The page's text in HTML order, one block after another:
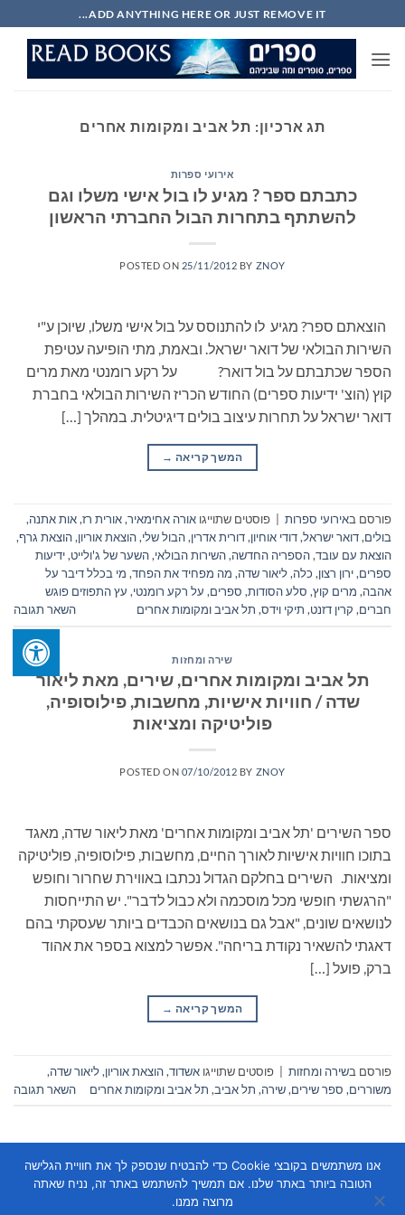
to
content
ADD ANYTHING HERE OR JUST REMOVE IT...
תג ארכיון: תל אביב ומקומות אחרים
אירועי ספרות
כתבתם ספר ? מגיע לו בול אישי משלו וגם
להשתתף בתחרות הבול החברתי הראשון
POSTED ON 25/11/2012 BY ZNOY
הוצאתם ספר? מגיע לו להתנוסס על בול אישי משלו, שיוכן ע"י
השירות הבולאי של דואר ישראל. ובאמת, מתי הופיעה עטיפת
הספר שכתבתם על בול דואר? על רקע רומנטי מאת מרים
קוץ (הוצ' ידיעות ספרים) החודש הכריז השירות הבולאי בחברת
דואר ישראל על תחרות עיצוב בולים דיגיטלית. במהלך […]
המשך קריאה →
פורסם באירועי ספרות פוסטים שתוייגו אורה אחימאיר,אורית רז,אות אתנה,
בולים,דואר ישראל,דודי אוחיון,דורית אדרין,הבול שלי,הוצאת אוריון,הוצאת גרף,
הוצאת עם עובד,הספריה החדשה,השירות הבולאי,השער של ג'ולייט,ידיעות
ספרים,ירון רצון, כלה,ליאור שדה, מה מפחיד את הפחד, מי בכלל דיבר על
אהבה, מרים קוץ, סלע הסודות, ספרים, על רקע רומנטי, עץ התפוזים פוגש
חברים, קרין דזנט, תיקי וידס, תל אביב ומקומות אחרים השאר תגובה
שירה ומחזות
תל אביב ומקומות אחרים, שירים, מאת ליאור
שדה / חוויות אישיות, מחשבות, פילוסופיה,
פוליטיקה ומציאות
POSTED ON 07/10/2012 BY ZNOY
ספר השירים 'תל אביב ומקומות אחרים' מאת ליאור שדה, מאגד
בתוכו חוויות אישיות לאורך החיים, מחשבות, פילוסופיה, פוליטיקה
ומציאות. השירים בחלקם הגדול נכתבו באווירת שחרור וחופש
"הרגשתי חופשי מכל מוסכמה ולא כבול לדבר". יש התייחסות
לנושאים שונים, "אבל גם בנושאים הכבדים ביותר שעסקתי בהם
דאגתי להשאיר נקודת בריחה". אפשר למצוא בספר את אהוד
ברק, פועל […]
המשך קריאה →
פורסם בשירה ומחזות פוסטים שתוייגו אשדוד,הוצאת אוריון,ליאור שדה,
משוררים, ספר שירים,שירה, תל אביב, תל אביב ומקומות אחרים השאר תגובה
אנו משתמשים בקובצי Cookie כדי להבטיח שנספק לך את חוויית הגלישה
הטובה ביותר באתר שלנו. אם תמשיך להשתמש באתר זה, נניח שאתה
מרוצה ממנו.